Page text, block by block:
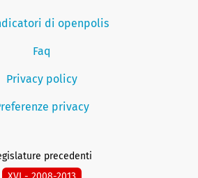
di openpolis
Faq
Privacy policy
privacy
precedenti